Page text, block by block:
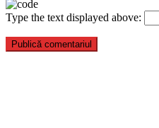
Type the text displayed above: